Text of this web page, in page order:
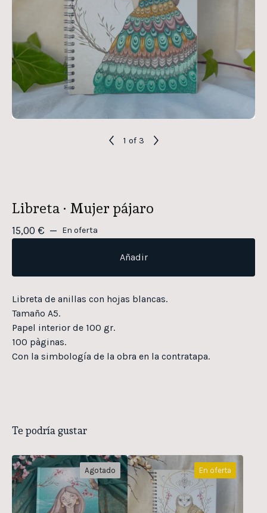
1 of 3
Libreta · Mujer pájaro
15,00 € — En oferta
Añadir
Libreta de anillas con hojas blancas.
Tamaño A5.
Papel interior de 100 gr.
100 pàginas.
Con la simbología de la obra en la contratapa.
Te podría gustar
Agotado En oferta